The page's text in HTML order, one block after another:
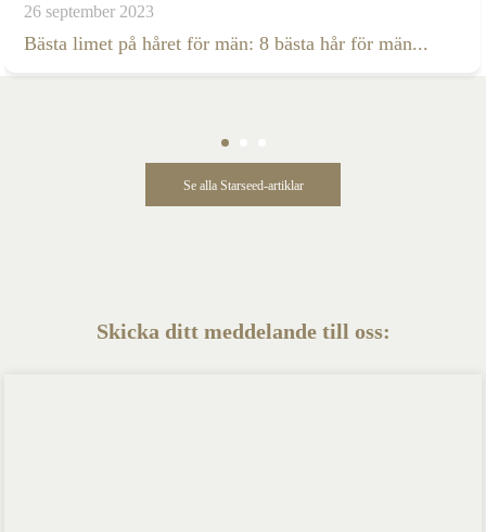
26 september 2023
Bästa limet på håret för män: 8 bästa hår för män...
Se alla Starseed-artiklar
Skicka ditt meddelande till oss: